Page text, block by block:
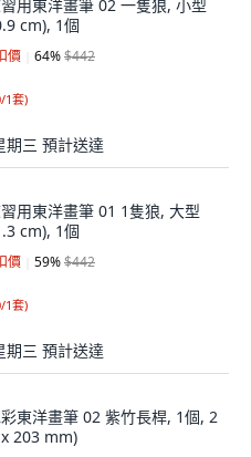
用東洋畫筆 02 一隻狼, 小型
cm), 1個
價 64%$442
1套)
期三 預計送達
用東洋畫筆 01 1隻狼, 大型
cm), 1個
價 59%$442
1套)
期三 預計送達
東洋畫筆 02 紫竹長桿, 1個, 2
203 mm)